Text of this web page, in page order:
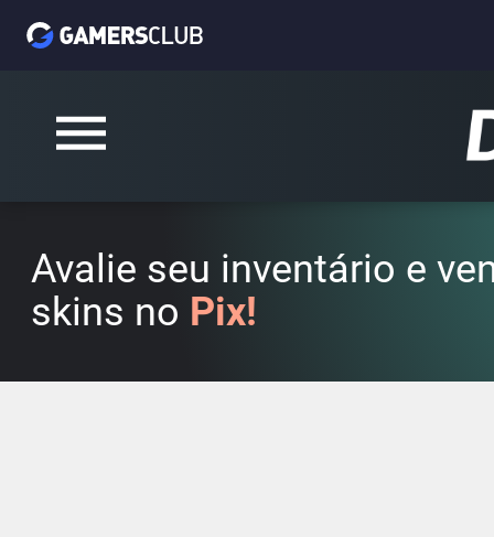
Avalie seu inventário e
skins no Pix!